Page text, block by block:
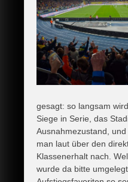
gesagt: so langsam
Siege in Serie, das
Ausnahmezustand,
man laut über den
Klassenerhalt nach.
wurde da bitte